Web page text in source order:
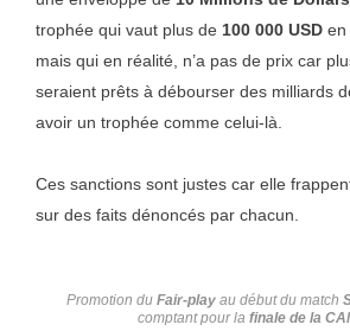
trophée qui vaut plus de 100 000 USD en
mais qui en réalité, n’a pas de prix car
seraient prêts à débourser des milliards
avoir un trophée comme celui-là.
Ces sanctions sont justes car elle
sur des faits dénoncés par chacun.
Promotion du Fair-play au début du match
comptant pour la finale de la